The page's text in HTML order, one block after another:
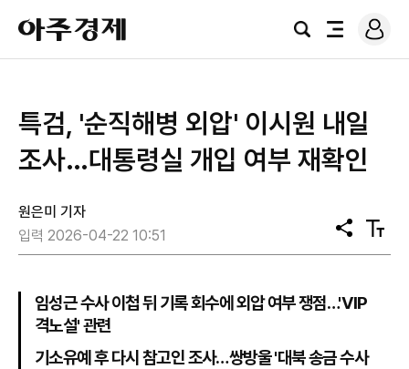
아
주
경
검
전
로
그
특검, '순직해병 외압' 이시원 내일
조사…대통령실 개입 여부 재확인
원은미 기자
입력 2026-04-22 10:51
공
유
텍
스
임성근 수사 이첩 뒤 기록 회수에 외압 여부 쟁점…'VIP
격노설' 관련
기소유예 후 다시 참고인 조사…쌍방울 '대북 송금 수사